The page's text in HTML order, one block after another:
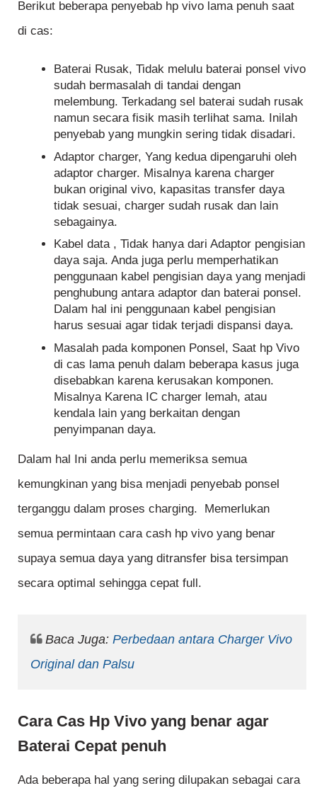
Berikut beberapa penyebab hp vivo lama penuh saat
di cas:
Baterai Rusak, Tidak melulu baterai ponsel vivo
sudah bermasalah di tandai dengan
melembung. Terkadang sel baterai sudah rusak
namun secara fisik masih terlihat sama. Inilah
penyebab yang mungkin sering tidak disadari.
Adaptor charger, Yang kedua dipengaruhi oleh
adaptor charger. Misalnya karena charger
bukan original vivo, kapasitas transfer daya
tidak sesuai, charger sudah rusak dan lain
sebagainya.
Kabel data , Tidak hanya dari Adaptor pengisian
daya saja. Anda juga perlu memperhatikan
penggunaan kabel pengisian daya yang menjadi
penghubung antara adaptor dan baterai ponsel.
Dalam hal ini penggunaan kabel pengisian
harus sesuai agar tidak terjadi dispansi daya.
Masalah pada komponen Ponsel, Saat hp Vivo
di cas lama penuh dalam beberapa kasus juga
disebabkan karena kerusakan komponen.
Misalnya Karena IC charger lemah, atau
kendala lain yang berkaitan dengan
penyimpanan daya.
Dalam hal Ini anda perlu memeriksa semua
kemungkinan yang bisa menjadi penyebab ponsel
terganggu dalam proses charging. Memerlukan
semua permintaan cara cash hp vivo yang benar
supaya semua daya yang ditransfer bisa tersimpan
secara optimal sehingga cepat full.
Baca Juga: Perbedaan antara Charger Vivo
Original dan Palsu
Cara Cas Hp Vivo yang benar agar
Baterai Cepat penuh
Ada beberapa hal yang sering dilupakan sebagai cara